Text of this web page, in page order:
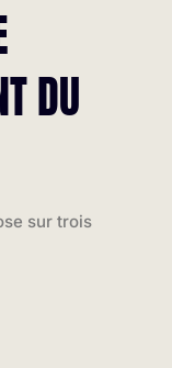
DU
sur trois